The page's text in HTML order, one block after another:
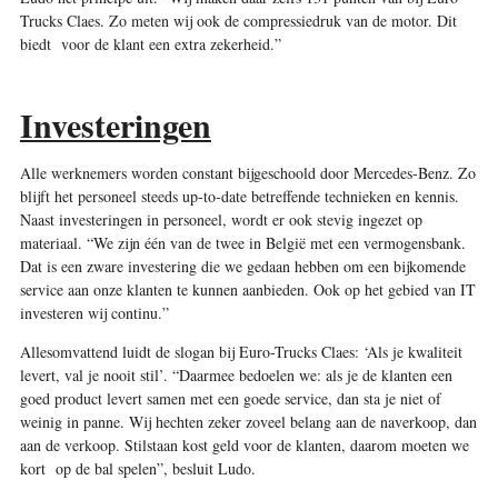
Trucks Claes. Zo meten wij ook de compressiedruk van de motor. Dit
biedt voor de klant een extra zekerheid.”
Investeringen
Alle werknemers worden constant bijgeschoold door Mercedes-Benz. Zo
blijft het personeel steeds up-to-date betreffende technieken en kennis.
Naast investeringen in personeel, wordt er ook stevig ingezet op
materiaal. “We zijn één van de twee in België met een vermogensbank.
Dat is een zware investering die we gedaan hebben om een bijkomende
service aan onze klanten te kunnen aanbieden. Ook op het gebied van IT
investeren wij continu.”
Allesomvattend luidt de slogan bij Euro-Trucks Claes: ‘Als je kwaliteit
levert, val je nooit stil’. “Daarmee bedoelen we: als je de klanten een
goed product levert samen met een goede service, dan sta je niet of
weinig in panne. Wij hechten zeker zoveel belang aan de naverkoop, dan
aan de verkoop. Stilstaan kost geld voor de klanten, daarom moeten we
kort op de bal spelen”, besluit Ludo.